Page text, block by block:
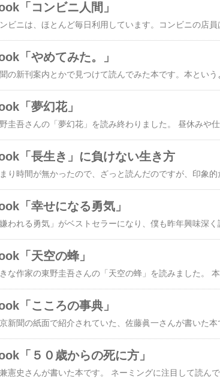
「コンビニ人間」
「やめてみた。」
「夢幻花」
「長生き」に負けない生き方
「幸せになる勇気」
「天空の蜂」
「こころの事典」
「５０歳からの死に方」